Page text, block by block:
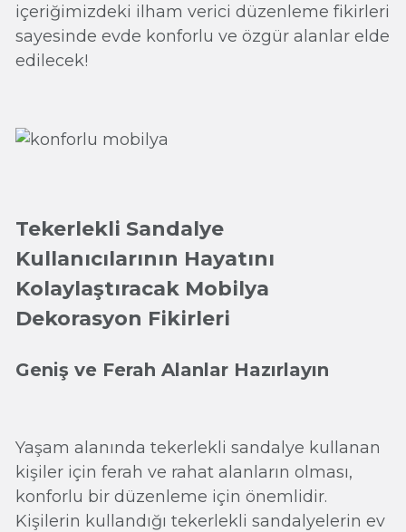
içeriğimizdeki ilham verici düzenleme fikirleri
sayesinde evde konforlu ve özgür alanlar elde
edilecek!
Tekerlekli Sandalye
Kullanıcılarının Hayatını
Kolaylaştıracak Mobilya
Dekorasyon Fikirleri
Geniş ve Ferah Alanlar Hazırlayın
Yaşam alanında tekerlekli sandalye kullanan
kişiler için ferah ve rahat alanların olması,
konforlu bir düzenleme için önemlidir.
Kişilerin kullandığı tekerlekli sandalyelerin ev